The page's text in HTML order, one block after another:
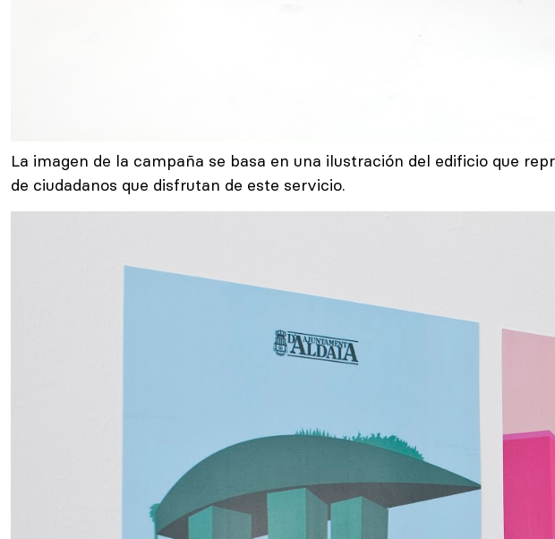
La imagen de la campaña se basa en una ilustración del edificio que
de ciudadanos que disfrutan de este servicio.